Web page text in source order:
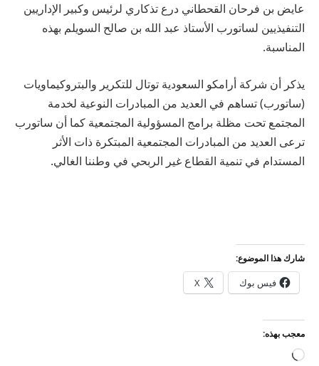
عايض بن فرحان القحطاني درع تذكاري لرئيس وكبير الإداريين
التنفيذيين لساتورب الأستاذ عبد الله بن صالح السويلم بهذه
المناسبة.
يذكر أن شركة أرامكو السعودية توتال للتكرير والبتروكيماويات
(ساتورب) تساهم في العديد من المبادرات النوعية لخدمة
المجتمع تحت مظلة برامج المسؤولية المجتمعية كما أن ساتورب
ترعى العديد من المبادرات المجتمعية المبتكرة ذات الأثر
المستدام في تنمية القطاع غير الربحي في وطننا الغالي.
شارك هذا الموضوع:
فيس بوك X
معجب بهذه:
جاري